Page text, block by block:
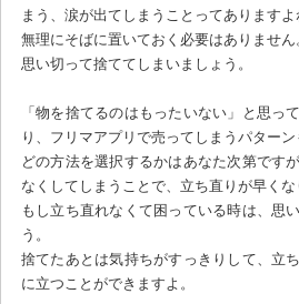
まう、涙が出てしまうことってありますよ
無理にそばに置いておく必要はありません
思い切って捨ててしまいましょう。
「物を捨てるのはもったいない」と思っ
り、フリマアプリで売ってしまうパターン
どの方法を選択するかはあなた次第です
なくしてしまうことで、立ち直りが早くな
もし立ち直れなくて困っている時は、思
う。
捨てたあとは気持ちがすっきりして、立
に立つことができますよ。